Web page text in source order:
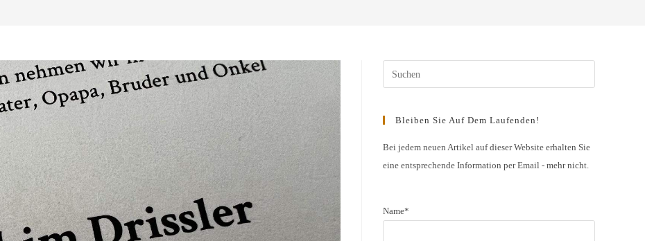
Escape
Bleiben Sie Auf Dem Laufenden!
Bei jedem neuen Artikel auf dieser Website erhalten Sie
eine entsprechende Information per Email - mehr nicht.
Name*